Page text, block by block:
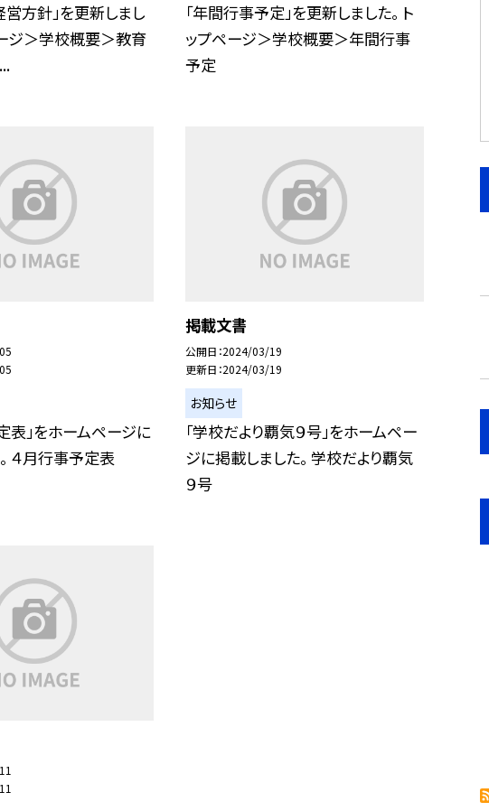
営方針」を更新しまし
ジ＞学校概要＞教育
「年間行事予定」を更新しました。 ト
ップページ＞学校概要＞年間行事
予定
表」をホームページに
４月行事予定表
掲載文書
公開日 2024/03/19
更新日 2024/03/19
お知らせ
「学校だより覇気９号」をホームペー
ジに掲載しました。 学校だより覇気
９号